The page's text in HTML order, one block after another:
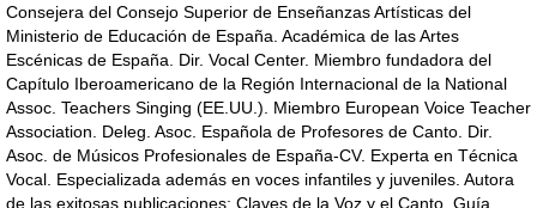
Consejera del Consejo Superior de Enseñanzas Artísticas del
Ministerio de Educación de España. Académica de las Artes
Escénicas de España. Dir. Vocal Center. Miembro fundadora del
Capítulo Iberoamericano de la Región Internacional de la National
Assoc. Teachers Singing (EE.UU.). Miembro European Voice Teacher
Association. Deleg. Asoc. Española de Profesores de Canto. Dir.
Asoc. de Músicos Profesionales de España-CV. Experta en Técnica
Vocal. Especializada además en voces infantiles y juveniles. Autora
de las exitosas publicaciones: Claves de la Voz y el Canto, Guía